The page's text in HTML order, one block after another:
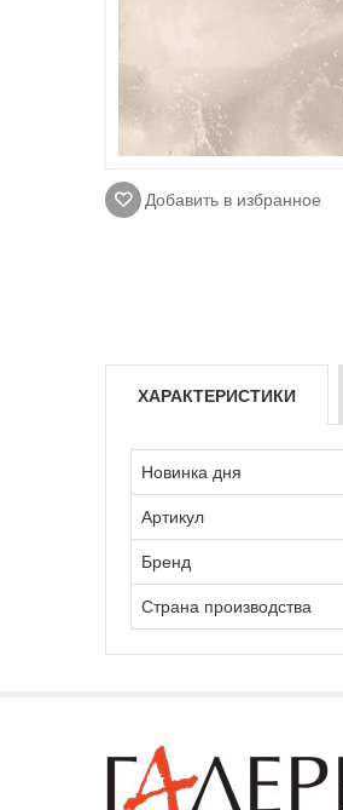
Добавить в избранное
ХАРАКТЕРИСТИКИ
Новинка дня
Артикул
Бренд
Страна производства